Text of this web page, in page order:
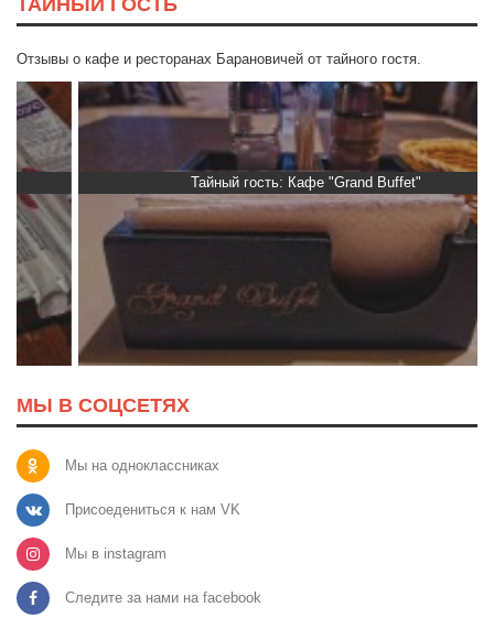
ТАЙНЫЙ ГОСТЬ
Отзывы о кафе и ресторанах Барановичей от тайного гостя.
Тайный гость: Кафе "Grand Buffet"
МЫ В СОЦСЕТЯХ
Мы на одноклассниках
Присоедениться к нам VK
Мы в instagram
Следите за нами на facebook